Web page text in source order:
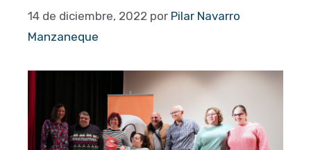
14 de diciembre, 2022 por Pilar Navarro
Manzaneque